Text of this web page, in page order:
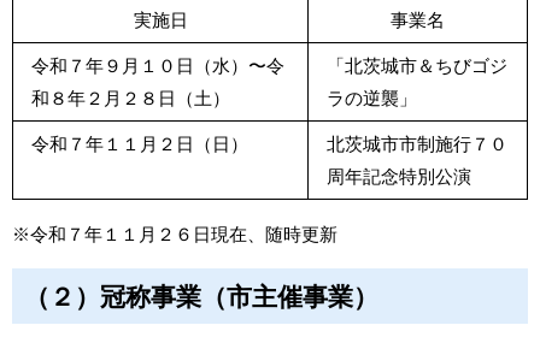
実施日 事業名
令和７年９月１０日（水）〜令
和８年２月２８日（土）
「北茨城市＆ちびゴジ
ラの逆襲」
令和７年１１月２日（日）
北茨城市市制施行７０
周年記念特別公演
※令和７年１１月２６日現在、随時更新
（２）冠称事業（市主催事業）